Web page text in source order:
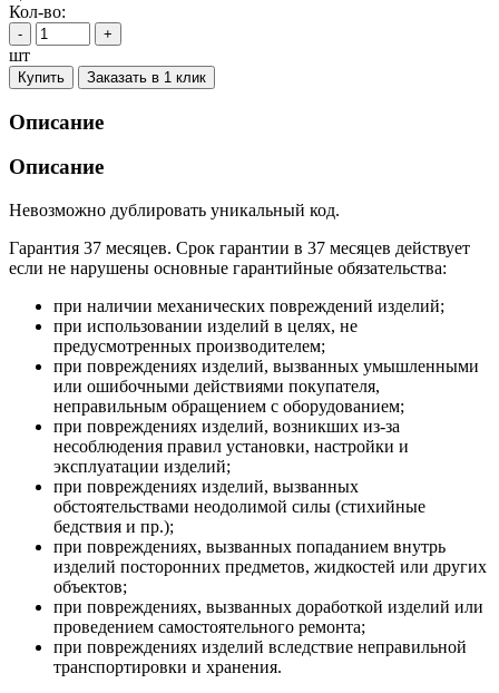
Кол-во:
- +
шт
Купить Заказать в 1 клик
Описание
Описание
Невозможно дублировать уникальный код.
Гарантия 37 месяцев. Срок гарантии в 37 месяцев действует
если не нарушены основные гарантийные обязательства:
при наличии механических повреждений изделий;
при использовании изделий в целях, не
предусмотренных производителем;
при повреждениях изделий, вызванных умышленными
или ошибочными действиями покупателя,
неправильным обращением с оборудованием;
при повреждениях изделий, возникших из-за
несоблюдения правил установки, настройки и
эксплуатации изделий;
при повреждениях изделий, вызванных
обстоятельствами неодолимой силы (стихийные
бедствия и пр.);
при повреждениях, вызванных попаданием внутрь
изделий посторонних предметов, жидкостей или других
объектов;
при повреждениях, вызванных доработкой изделий или
проведением самостоятельного ремонта;
при повреждениях изделий вследствие неправильной
транспортировки и хранения.